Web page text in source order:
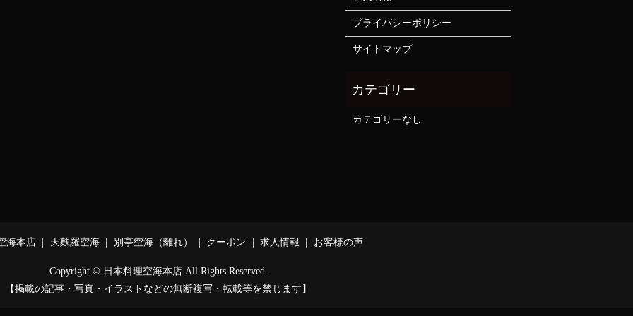
プライバシーポリシー
サイトマップ
カテゴリーなし
海本店 天麩羅空海 別亭空海（離れ） クーポン 求人情報 お客様の声
Copyright © 日本料理空海本店 All Rights Reserved.
【掲載の記事・写真・イラストなどの無断複写・転載等を禁じます】